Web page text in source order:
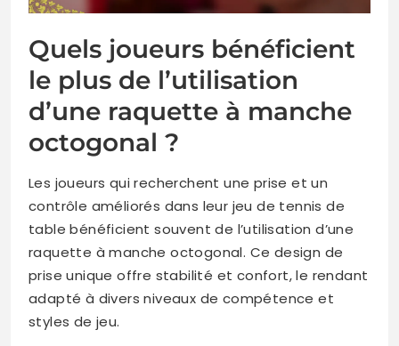
Quels joueurs bénéficient
le plus de l’utilisation
d’une raquette à manche
octogonal ?
Les joueurs qui recherchent une prise et un
contrôle améliorés dans leur jeu de tennis de
table bénéficient souvent de l’utilisation d’une
raquette à manche octogonal. Ce design de
prise unique offre stabilité et confort, le rendant
adapté à divers niveaux de compétence et
styles de jeu.